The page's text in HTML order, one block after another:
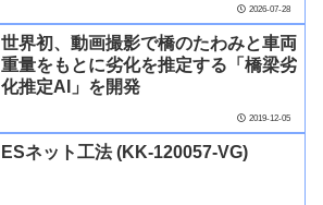
2026-07-28
世界初、動画撮影で橋のたわみと車両
重量をもとに劣化を推定する「橋梁劣
化推定AI」を開発
2019-12-05
ESネット工法 (KK-120057-VG)